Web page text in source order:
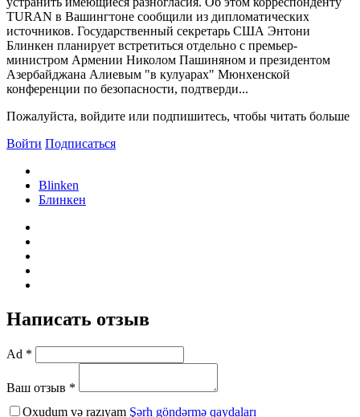
TURAN в Вашингтоне сообщили из дипломатических
источников. Государственный секретарь США Энтони
Блинкен планирует встретиться отдельно с премьер-
министром Армении Николом Пашиняном и президентом
Азербайджана Алиевым "в кулуарах" Мюнхенской
конференции по безопасности, подтверди...
Пожалуйста, войдите или подпишитесь, чтобы читать больше
Войти Подписаться
Blinken
Блинкен
Написать отзыв
Ad *
Ваш отзыв *
Oxudum və razıyam Şərh göndərmə qaydaları